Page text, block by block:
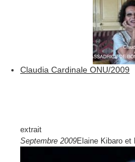
Claudia Cardinale ONU/2009
extrait
Septembre 2009Elaine Kibaro et